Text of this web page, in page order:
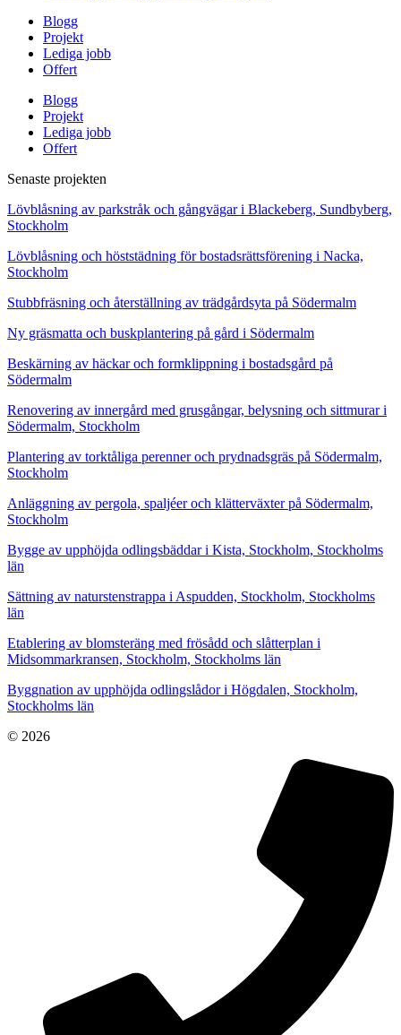
Blogg
Projekt
Lediga jobb
Offert
Blogg
Projekt
Lediga jobb
Offert
Senaste projekten
Lövblåsning av parkstråk och gångvägar i Blackeberg, Sundbyberg,
Stockholm
Lövblåsning och höststädning för bostadsrättsförening i Nacka,
Stockholm
Stubbfräsning och återställning av trädgårdsyta på Södermalm
Ny gräsmatta och buskplantering på gård i Södermalm
Beskärning av häckar och formklippning i bostadsgård på
Södermalm
Renovering av innergård med grusgångar, belysning och sittmurar i
Södermalm, Stockholm
Plantering av torktåliga perenner och prydnadsgräs på Södermalm,
Stockholm
Anläggning av pergola, spaljéer och klätterväxter på Södermalm,
Stockholm
Bygge av upphöjda odlingsbäddar i Kista, Stockholm, Stockholms
län
Sättning av naturstenstrappa i Aspudden, Stockholm, Stockholms
län
Etablering av blomsteräng med frösådd och slåtterplan i
Midsommarkransen, Stockholm, Stockholms län
Byggnation av upphöjda odlingslådor i Högdalen, Stockholm,
Stockholms län
© 2026